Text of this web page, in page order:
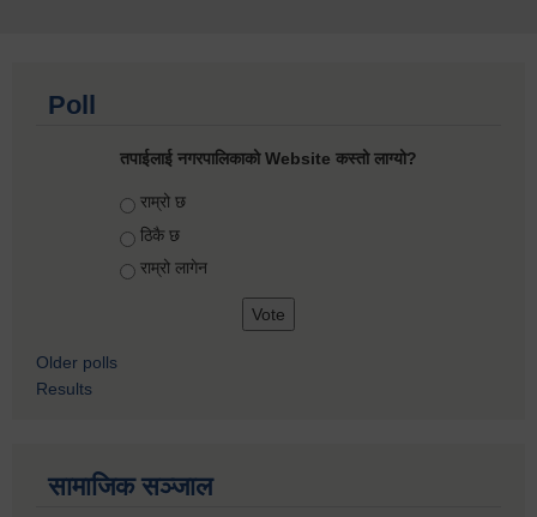
Poll
तपाईलाई नगरपालिकाको Website कस्तो लाग्यो?
Choices
राम्रो छ
ठिकै छ
राम्रो लागेन
Older polls
Results
सामाजिक सञ्जाल